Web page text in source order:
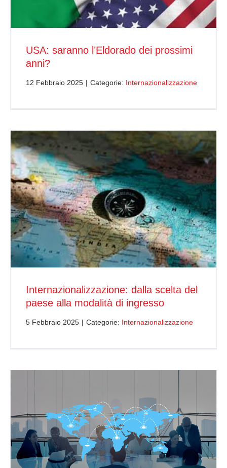
USA: saranno l’Eldorado dei prossimi
anni?
12 Febbraio 2025 | Categorie: Internazionalizzazione
Internazionalizzazione: dalla scelta del
paese alla modalità di ingresso
5 Febbraio 2025 | Categorie: Internazionalizzazione